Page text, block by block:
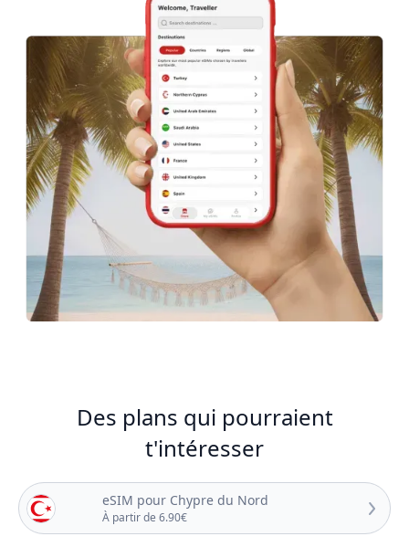
Des plans qui pourraient
t'intéresser
eSIM pour Chypre du Nord
À partir de 6.90€